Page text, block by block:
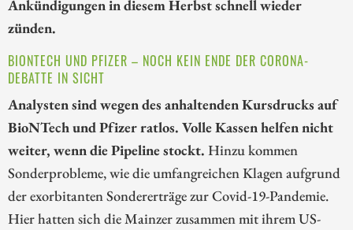
Ankündigungen in diesem Herbst schnell wieder
zünden.
BIONTECH UND PFIZER – NOCH KEIN ENDE DER CORONA-
DEBATTE IN SICHT
Analysten sind wegen des anhaltenden Kursdrucks auf
BioNTech und Pfizer ratlos. Volle Kassen helfen nicht
weiter, wenn die Pipeline stockt. Hinzu kommen
Sonderprobleme, wie die umfangreichen Klagen aufgrund
der exorbitanten Sondererträge zur Covid-19-Pandemie.
Hier hatten sich die Mainzer zusammen mit ihrem US-